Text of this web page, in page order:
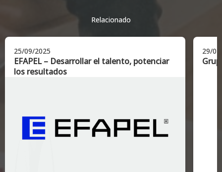
Relacionado
25/09/2025
EFAPEL – Desarrollar el talento, potenciar
los resultados
29/